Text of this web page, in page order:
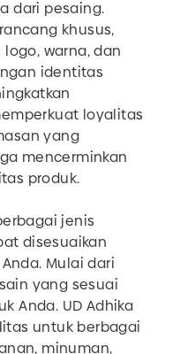
dari pesaing.
khusus,
warna, dan
identitas
loyalitas
yang
mencerminkan
produk.
jenis
disesuaikan
Mulai dari
yang sesuai
Anda. UD Adhika
untuk berbagai
minuman,